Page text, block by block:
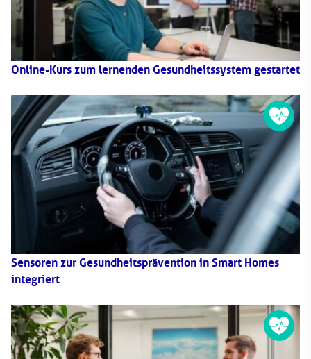
Online-Kurs zum lernenden Gesundheitssystem gestartet
Sensoren zur Gesundheitsprävention in Smart Homes
integriert